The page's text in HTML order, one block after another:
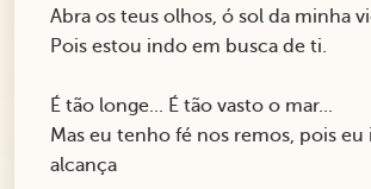
Abra os teus olhos, ó sol da minha
Pois estou indo em busca de ti.
É tão longe... É tão vasto o mar...
Mas eu tenho fé nos remos, pois eu
alcança